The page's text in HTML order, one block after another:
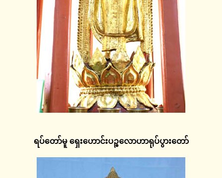
ရပ်တော်မူ ရှေးဟောင်းပဉ္စလောဟာရုပ်ပွားတော်